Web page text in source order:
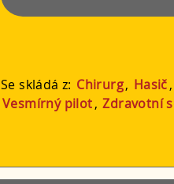
Se skládá z: Chirurg, Hasič,
Vesmírný pilot, Zdravotní